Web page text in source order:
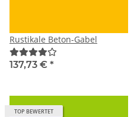
Rustikale Beton-Gabel
137,73 € *
TOP BEWERTET